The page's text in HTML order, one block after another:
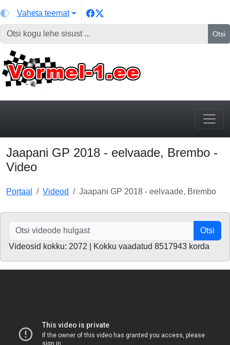
Vaheta teemat
Otsi
Jaapani GP 2018 - eelvaade, Brembo -
Video
Portaal Videod Jaapani GP 2018 - eelvaade, Brembo
Otsi
Videosid kokku: 2072 | Kokku vaadatud 8517943 korda